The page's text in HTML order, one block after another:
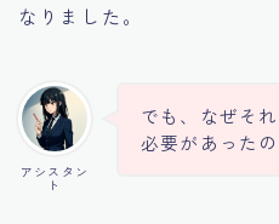
なりました。
アシスタン
ト
でも、なぜそ
必要があった